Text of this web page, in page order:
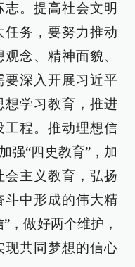
。提高社会文明
任务，要努力推动
念、精神面貌、
要深入开展习近平
想学习教育，推进
工程。推动理想信
强“四史教育”，加
会主义教育，弘扬
斗中形成的伟大精
，做好两个维护，
现共同梦想的信心